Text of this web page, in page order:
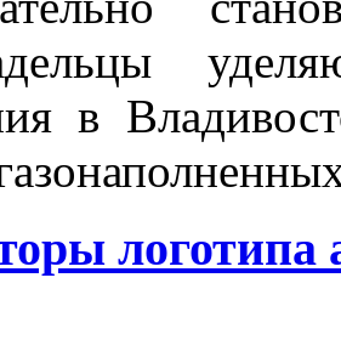
в
логотипа